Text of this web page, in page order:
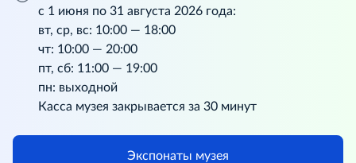
с 1 июня по 31 августа 2026 года:
вт, ср, вс: 10:00 — 18:00
чт: 10:00 — 20:00
пт, сб: 11:00 — 19:00
пн: выходной
Касса музея закрывается за 30 минут
Экспонаты музея